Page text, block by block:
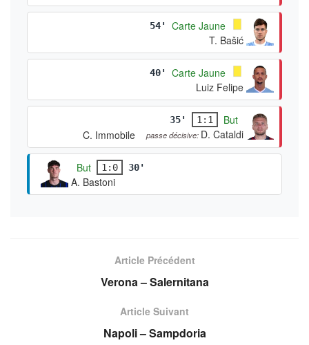
54'
Carte Jaune
T. Bašić
40'
Carte Jaune
Luiz Felipe
35' 1:1
But
C. Immobile
passe décisive: D. Cataldi
But 1:0 30'
A. Bastoni
Article Précédent
Verona – Salernitana
Article Suivant
Napoli – Sampdoria